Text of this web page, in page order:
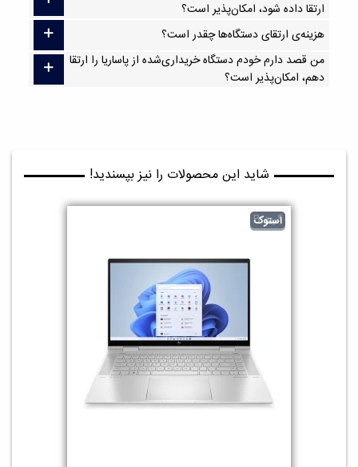
ارتقا داده شود، امکان‌پذیر است؟
هزینه‌ی ارتقای دستگاه‌ها چقدر است؟
من قصد دارم خودم دستگاه خریداری‌شده از پاساریا را ارتقا
دهم، امکان‌پذیر است؟
شاید این محصولات را نیز بپسندید!
گرید B
استوک